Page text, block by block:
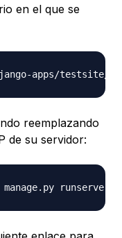
en el que se
reemplazando
de su servidor:
manage.py runserver